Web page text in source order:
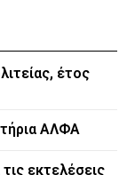
έτος
ΑΛΦΑ
εκτελέσεις